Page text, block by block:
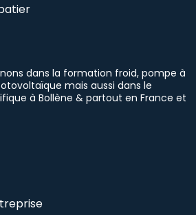
dans la formation froid, pompe à
mais aussi dans le
à Bollène & partout en France et